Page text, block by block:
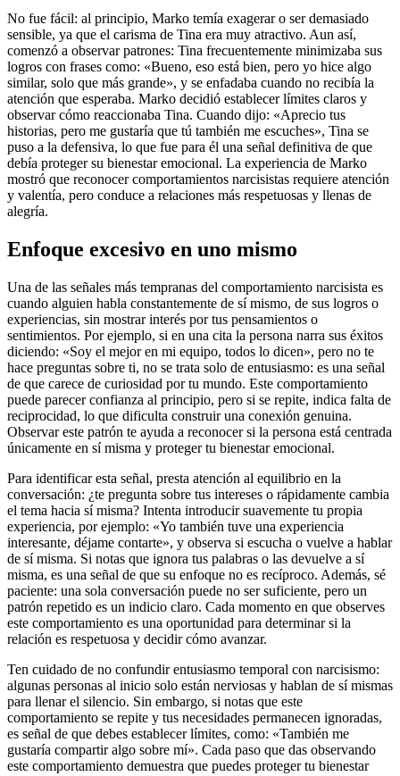
No fue fácil: al principio, Marko temía exagerar o ser demasiado
sensible, ya que el carisma de Tina era muy atractivo. Aun así,
comenzó a observar patrones: Tina frecuentemente minimizaba sus
logros con frases como: «Bueno, eso está bien, pero yo hice algo
similar, solo que más grande», y se enfadaba cuando no recibía la
atención que esperaba. Marko decidió establecer límites claros y
observar cómo reaccionaba Tina. Cuando dijo: «Aprecio tus
historias, pero me gustaría que tú también me escuches», Tina se
puso a la defensiva, lo que fue para él una señal definitiva de que
debía proteger su bienestar emocional. La experiencia de Marko
mostró que reconocer comportamientos narcisistas requiere atención
y valentía, pero conduce a relaciones más respetuosas y llenas de
alegría.
Enfoque excesivo en uno mismo
Una de las señales más tempranas del comportamiento narcisista es
cuando alguien habla constantemente de sí mismo, de sus logros o
experiencias, sin mostrar interés por tus pensamientos o
sentimientos. Por ejemplo, si en una cita la persona narra sus éxitos
diciendo: «Soy el mejor en mi equipo, todos lo dicen», pero no te
hace preguntas sobre ti, no se trata solo de entusiasmo: es una señal
de que carece de curiosidad por tu mundo. Este comportamiento
puede parecer confianza al principio, pero si se repite, indica falta de
reciprocidad, lo que dificulta construir una conexión genuina.
Observar este patrón te ayuda a reconocer si la persona está centrada
únicamente en sí misma y proteger tu bienestar emocional.
Para identificar esta señal, presta atención al equilibrio en la
conversación: ¿te pregunta sobre tus intereses o rápidamente cambia
el tema hacia sí misma? Intenta introducir suavemente tu propia
experiencia, por ejemplo: «Yo también tuve una experiencia
interesante, déjame contarte», y observa si escucha o vuelve a hablar
de sí misma. Si notas que ignora tus palabras o las devuelve a sí
misma, es una señal de que su enfoque no es recíproco. Además, sé
paciente: una sola conversación puede no ser suficiente, pero un
patrón repetido es un indicio claro. Cada momento en que observes
este comportamiento es una oportunidad para determinar si la
relación es respetuosa y decidir cómo avanzar.
Ten cuidado de no confundir entusiasmo temporal con narcisismo:
algunas personas al inicio solo están nerviosas y hablan de sí mismas
para llenar el silencio. Sin embargo, si notas que este
comportamiento se repite y tus necesidades permanecen ignoradas,
es señal de que debes establecer límites, como: «También me
gustaría compartir algo sobre mí». Cada paso que das observando
este comportamiento demuestra que puedes proteger tu bienestar